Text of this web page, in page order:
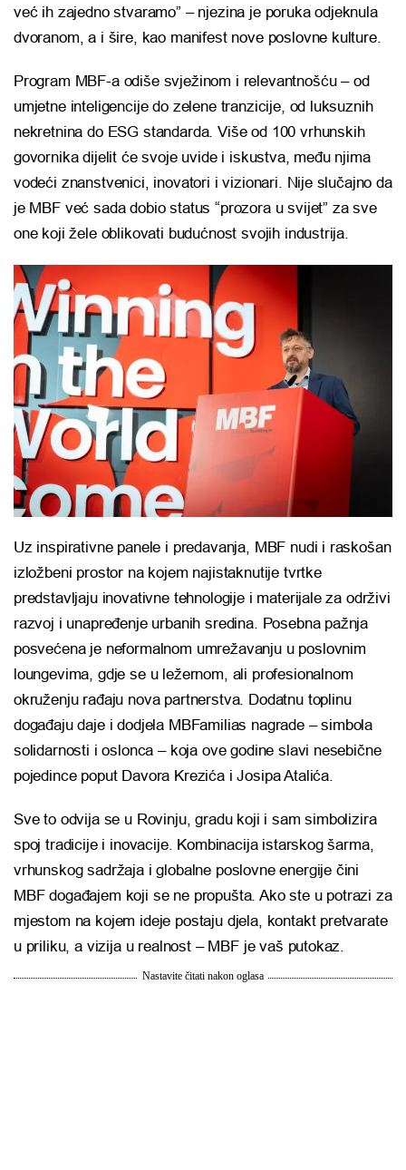
već ih zajedno stvaramo” – njezina je poruka odjeknula
dvoranom, a i šire, kao manifest nove poslovne kulture.
Program MBF-a odiše svježinom i relevantnošću – od
umjetne inteligencije do zelene tranzicije, od luksuznih
nekretnina do ESG standarda. Više od 100 vrhunskih
govornika dijelit će svoje uvide i iskustva, među njima
vodeći znanstvenici, inovatori i vizionari. Nije slučajno da
je MBF već sada dobio status “prozora u svijet” za sve
one koji žele oblikovati budućnost svojih industrija.
Uz inspirativne panele i predavanja, MBF nudi i raskošan
izložbeni prostor na kojem najistaknutije tvrtke
predstavljaju inovativne tehnologije i materijale za održivi
razvoj i unapređenje urbanih sredina. Posebna pažnja
posvećena je neformalnom umrežavanju u poslovnim
loungevima, gdje se u ležernom, ali profesionalnom
okruženju rađaju nova partnerstva. Dodatnu toplinu
događaju daje i dodjela MBFamilias nagrade – simbola
solidarnosti i oslonca – koja ove godine slavi nesebične
pojedince poput Davora Krezića i Josipa Atalića.
Sve to odvija se u Rovinju, gradu koji i sam simbolizira
spoj tradicije i inovacije. Kombinacija istarskog šarma,
vrhunskog sadržaja i globalne poslovne energije čini
MBF događajem koji se ne propušta. Ako ste u potrazi za
mjestom na kojem ideje postaju djela, kontakt pretvarate
u priliku, a vizija u realnost – MBF je vaš putokaz.
Nastavite čitati nakon oglasa